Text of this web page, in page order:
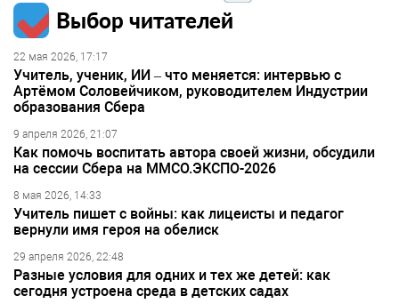
Выбор читателей
22 мая 2026, 17:17
Учитель, ученик, ИИ – что меняется: интервью с
Артёмом Соловейчиком, руководителем Индустрии
образования Сбера
9 апреля 2026, 21:07
Как помочь воспитать автора своей жизни, обсудили
на сессии Сбера на ММСО.ЭКСПО-2026
8 мая 2026, 14:33
Учитель пишет с войны: как лицеисты и педагог
вернули имя героя на обелиск
29 апреля 2026, 22:48
Разные условия для одних и тех же детей: как
сегодня устроена среда в детских садах